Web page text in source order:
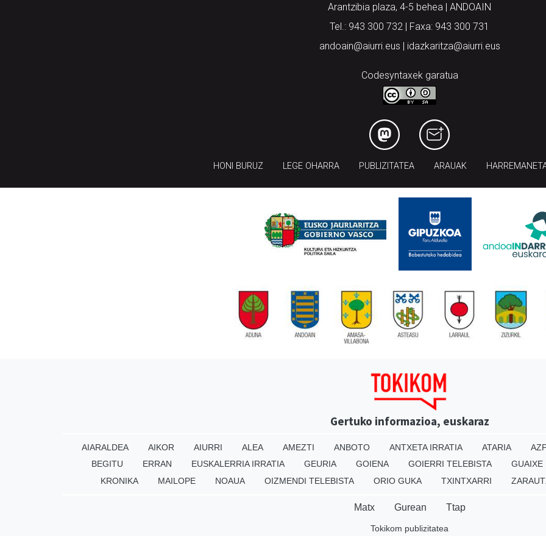
Arantzibia plaza, 4-5 behea | ANDOAIN
Tel.: 943 300 732 | Faxa: 943 300 731
andoain@aiurri.eus | idazkaritza@aiurri.eus
Codesyntaxek garatua
HONI BURUZ LEGE OHARRA PUBLIZITATEA ARAUAK
Gertuko informazioa, euskaraz
AIARALDEA AIKOR AIURRI ALEA AMEZTI ANBOTO ANTXETA IRRATIA ATARIA
BEGITU
ERRAN EUSKALERRIA IRRATIA GEURIA GOIENA GOIERRI TELEBISTA GUAIXE
KRONIKA
MAILOPE NOAUA OIZMENDI TELEBISTA ORIO GUKA TXINTXARRI
Matx Gurean Ttap
Tokikom publizitatea